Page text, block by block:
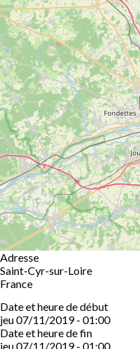
Adresse
Saint-Cyr-sur-Loire
France
Date et heure de début
jeu 07/11/2019 - 01:00
Date et heure de fin
jeu 07/11/2019 - 01:00